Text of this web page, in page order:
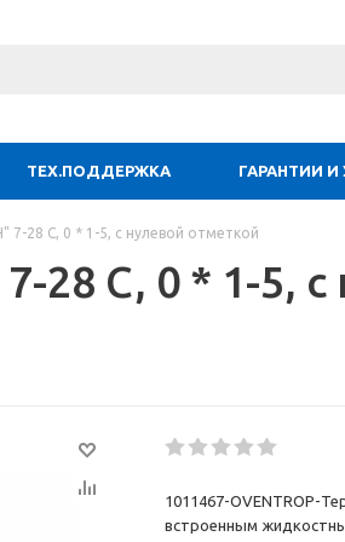
ТЕХ.ПОДДЕРЖКА ГАРАНТИИ И
7-28 C, 0 * 1-5, с нулевой отметкой
28 C, 0 * 1-5, с
1011467-OVENTROP-
встроенным